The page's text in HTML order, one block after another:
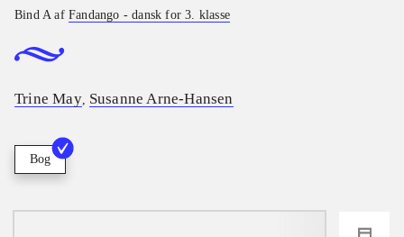
Bind A afFandango - dansk for 3. klasse
Trine May, Susanne Arne-Hansen
Bog